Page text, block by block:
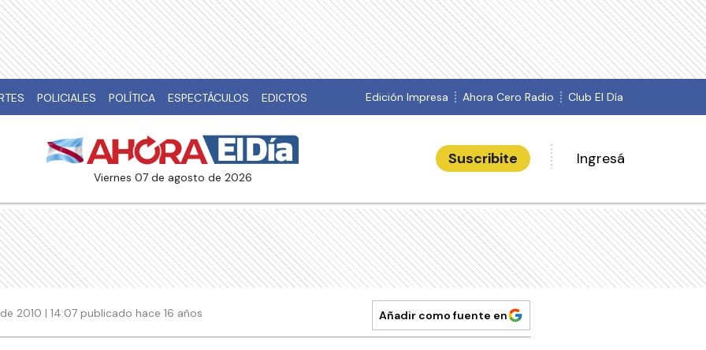
POLICIALES POLÍTICA ESPECTÁCULOS EDICTOS Edición Impresa Ahora Cero Radio Club El Día
viernes 07 de agosto de 2026
Suscribite Ingresá
2010 | 14:07 publicado hace 16 años Añadir como fuente en